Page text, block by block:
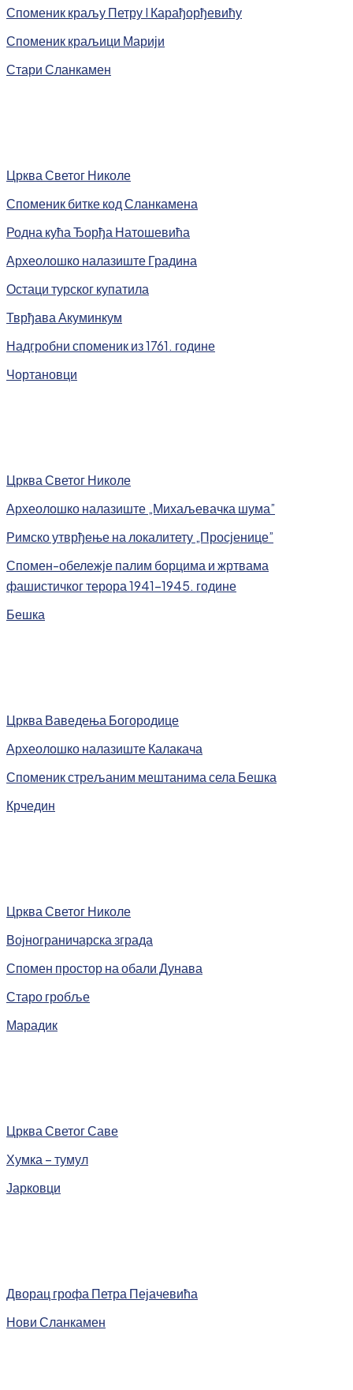
Споменик краљу Петру I Карађорђевићу
Споменик краљици Марији
Стари Сланкамен
Црква Светог Николе
Споменик битке код Сланкамена
Родна кућа Ђорђа Натошевића
Археолошко налазиште Градина
Остаци турског купатила
Тврђава Акуминкум
Надгробни споменик из 1761. године
Чортановци
Црква Светог Николе
Археолошко налазиште „Михаљевачка шума”
Римско утврђење на локалитету „Просјенице”
Спомен-обележје палим борцима и жртвама
фашистичког терора 1941-1945. године
Бешка
Црква Ваведења Богородице
Археолошко налазиште Калакача
Споменик стрељаним мештанима села Бешка
Крчедин
Црква Светог Николе
Војнограничарска зграда
Спомен простор на обали Дунава
Старо гробље
Марадик
Црква Светог Саве
Хумка – тумул
Јарковци
Дворац грофа Петра Пејачевића
Нови Сланкамен